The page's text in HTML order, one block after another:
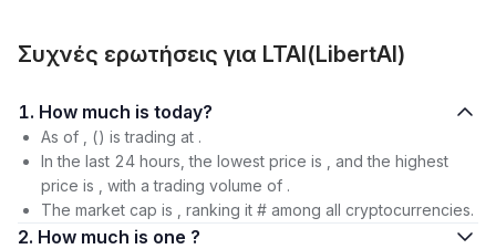
Συχνές ερωτήσεις για LTAI(LibertAI)
1. How much is today?
As of , () is trading at .
In the last 24 hours, the lowest price is , and the highest
price is , with a trading volume of .
The market cap is , ranking it # among all cryptocurrencies.
2. How much is one ?